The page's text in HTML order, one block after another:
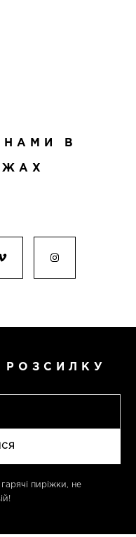
НАМИ В
пиріжки, не